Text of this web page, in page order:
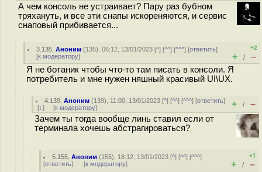
А чем консоль не устраивает? Пару раз бубном
тряхануть, и все эти снапы искореняются, и сервис
снаповый прибивается...
3.135 ,Аноним (135), 06:12, 13/01/2023 [^] [^^] [^^^] [ответить]
[к модератору]
+2
+ / –
Я не ботаник чтобы что-то там писать в консоли. Я
потребитель и мне нужен няшный красивый UI\UX.
4.139 ,Аноним (139), 11:00, 13/01/2023 [^] [^^] [^^^] [ответить]
[↓] [к модератору] + / –
Зачем ты тогда вообще линь ставил если от
терминала хочешь абстрагироваться?
5.155 ,Аноним (155), 18:12, 13/01/2023 [^] [^^] [^^^]
[ответить] [к модератору]
+1
+ / –